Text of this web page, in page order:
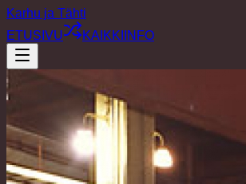
Karhu ja Tähti
ETUSIVU
KAIKKI INFO